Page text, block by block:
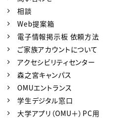
相談
Web提案箱
電子情報掲示板 依頼方法
ご家族アカウントについて
アクセシビリティセンター
森之宮キャンパス
OMUエントランス
学生デジタル窓口
大学アプリ（OMU＋）PC用